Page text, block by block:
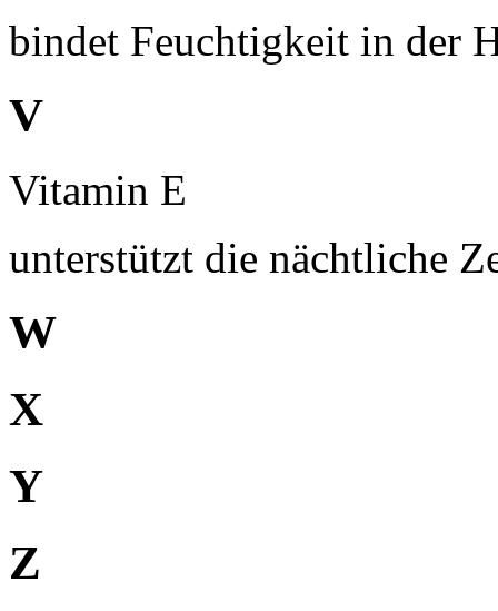
bindet Feuchtigkeit in der
V
Vitamin E
unterstützt die nächtliche
W
X
Y
Z